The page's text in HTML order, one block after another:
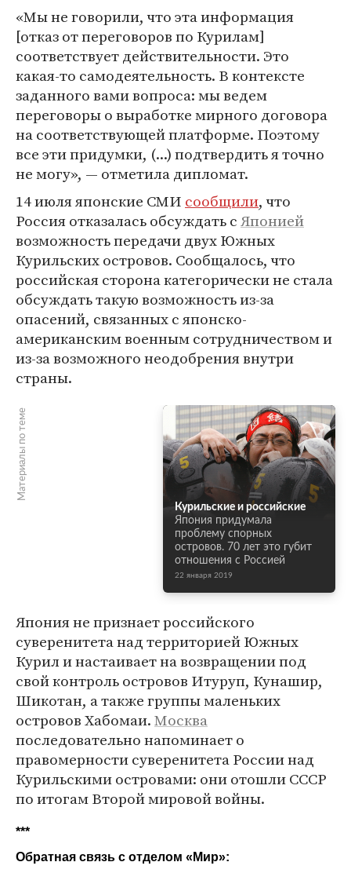
«Мы не говорили, что эта информация
[отказ от переговоров по Курилам]
соответствует действительности. Это
какая-то самодеятельность. В контексте
заданного вами вопроса: мы ведем
переговоры о выработке мирного договора
на соответствующей платформе. Поэтому
все эти придумки, (...) подтвердить я точно
не могу», — отметила дипломат.
14 июля японские СМИ сообщили, что
Россия отказалась обсуждать сЯпонией
возможность передачи двух Южных
Курильских островов. Сообщалось, что
российская сторона категорически не стала
обсуждать такую возможность из-за
опасений, связанных с японско-
американским военным сотрудничеством и
из-за возможного неодобрения внутри
страны.
Материалы по теме
Курильские и российские
Япония придумала
проблему спорных
островов. 70 лет это губит
отношения с Россией
22 января 2019
Япония не признает российского
суверенитета над территорией Южных
Курил и настаивает на возвращении под
свой контроль островов Итуруп, Кунашир,
Шикотан, а также группы маленьких
островов Хабомаи.Москва
последовательно напоминает о
правомерности суверенитета России над
Курильскими островами: они отошли СССР
по итогам Второй мировой войны.
***
Обратная связь с отделом « Мир»: